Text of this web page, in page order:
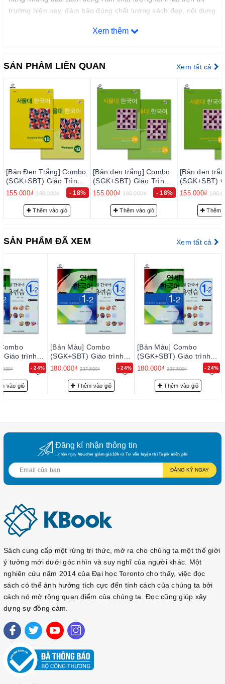
trường hiện nay, đảm bảo đúng chất lượng sách đẹp, nội dung
trong thời gian sớm nhất, nhằm đạt tiêu chuẩn chất lượng tốt
với độ tin cậy cao, thoả mãn nhu cầu của khách hàng.
– Luôn luôn lắng nghe, luôn luôn cải tiến để chất lượng của
sản phẩm và dịch vụ ngày càng tốt hơn.
2. Cam kết về phục vụ trước bán hàng:
Đội ngũ tư vấn viên của chúng tôi sẽ tư vấn thông tin trước
bán hàng cho quý khách những sự lựa chọn phù hợp nhất với
nhu cầu… nhằm giảm thiểu tối đa mức đầu tư của quý khách.
3. Cam kết về phục vụ sau bán hàng:
– Giao hàng nhanh và đúng thời gian theo yêu cầu.
– Tư vấn học tiếng Hàn và hướng dẫn thi TOPIK miễn phí cho
khách hàng.
Xem thêm
SẢN PHẨM LIÊN QUAN Xem tất cả
[Bản đen trắng] Combo
(SGK+SBT) Giáo Trình
Tiếng Hàn Seoul 2A - 서
155.000₫ 190.000₫ - 18%
Thêm vào giỏ
[Bản đen trắng] Combo
(SGK+SBT) Giáo Trình
Tiếng Hàn Seoul 2B - 서
155.000₫ 190.000₫ - 18%
Thêm vào giỏ
[Bản đen
(SGK+SBT)
Tiếng Hàn
155.000₫
Thêm
SẢN PHẨM ĐÃ XEM Xem tất cả
- 24%
Giáo trình
Korea
한국어 1-2
vào giỏ
- 24%
[Bản Màu] Combo
(SGK+SBT) Giáo trình
Tiếng Hàn Yonsei Korea
1-2 - 연세한국어 1-2
180.000₫ 237.500₫
Thêm vào giỏ
- 24%
[Bản Màu] Combo
(SGK+SBT) Giáo trình
Tiếng Hàn Yonsei Korea
1-2 - 연세한국어 1-2
180.000₫ 237.500₫
Thêm vào giỏ
Đăng kí nhận thông tin
...nhận ngay Voucher giảm giá 10kvà Tư vấn luyện thi Topik miễn phí
ĐĂNG KÝ NGAY
Sách cung cấp một rừng tri thức, mở ra cho chúng ta một thế giới
ý tưởng mới dưới góc nhìn và suy nghĩ của người khác. Một
nghiên cứu năm 2014 của Đại học Toronto cho thấy, việc đọc
sách có thể ảnh hưởng tích cực đến tính cách của chúng ta bởi
cách nó mở rộng quan điểm của chúng ta. Đọc cũng giúp xây
dựng sự đồng cảm.